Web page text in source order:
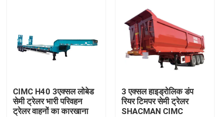
उत्पाद
कारखाना भ्रमण
CIMC H40 3एक्सल लोबेड
सेमी ट्रेलर भारी परिवहन
ट्रेलर वाहनों का कारखाना
3 एक्सल हाइड्रोलिक डंप
रियर टिमपर सेमी ट्रेलर
SHACMAN CIMC